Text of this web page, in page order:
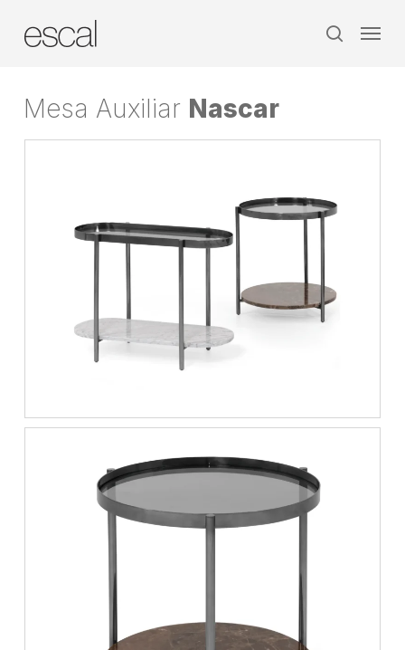
search
Menu
Mesa Auxiliar Nascar